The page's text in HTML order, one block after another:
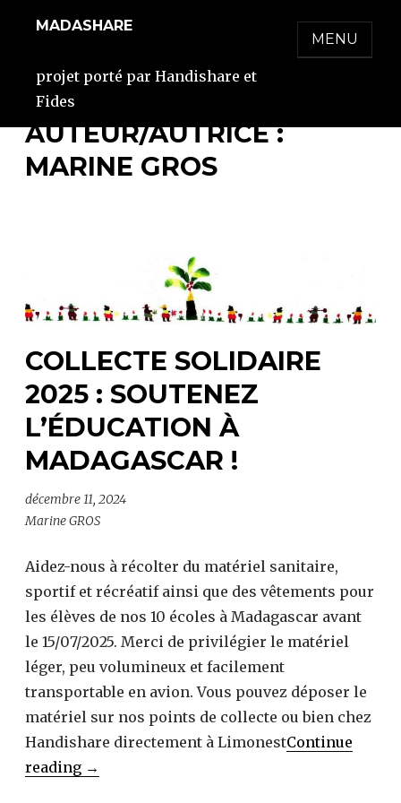
MADASHARE
projet porté par Handishare et
Fides
MENU
AUTEUR/AUTRICE :
MARINE GROS
COLLECTE SOLIDAIRE
2025 : SOUTENEZ
L’ÉDUCATION À
MADAGASCAR !
décembre 11, 2024
Marine GROS
Aidez-nous à récolter du matériel sanitaire,
sportif et récréatif ainsi que des vêtements pour
les élèves de nos 10 écoles à Madagascar avant
le 15/07/2025. Merci de privilégier le matériel
léger, peu volumineux et facilement
transportable en avion. Vous pouvez déposer le
matériel sur nos points de collecte ou bien chez
Handishare directement à LimonestContinue
reading Collecte
→